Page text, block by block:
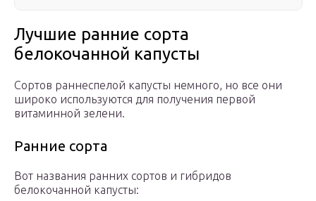
Лучшие ранние сорта
белокочанной капусты
Сортов раннеспелой капусты немного, но все они
широко используются для получения первой
витаминной зелени.
Ранние сорта
Вот названия ранних сортов и гибридов
белокочанной капусты: